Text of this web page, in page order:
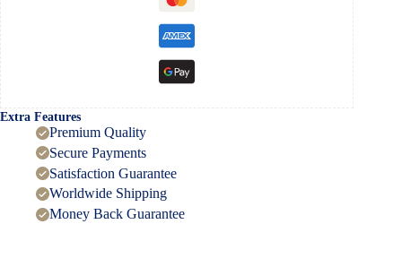
Extra Features
Premium Quality
Secure Payments
Satisfaction Guarantee
Worldwide Shipping
Money Back Guarantee